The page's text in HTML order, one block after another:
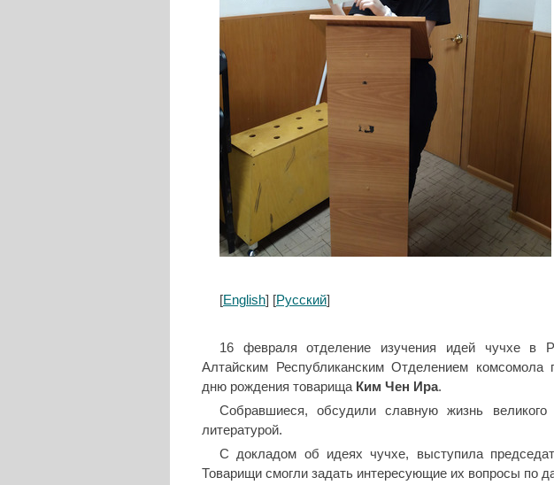
[English] [Русский]
16 февраля отделение изучения идей чучхе в
Алтайским Республиканским Отделением комсомола
дню рождения товарища Ким Чен Ира.
Собравшиеся, обсудили славную жизнь великого
литературой.
С докладом об идеях чучхе, выступила
Товарищи смогли задать интересующие их вопросы по